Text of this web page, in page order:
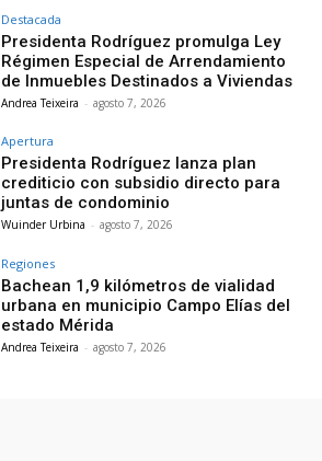
Destacada
Presidenta Rodríguez promulga Ley
Régimen Especial de Arrendamiento
de Inmuebles Destinados a Viviendas
Andrea Teixeira - agosto 7, 2026
Apertura
Presidenta Rodríguez lanza plan
crediticio con subsidio directo para
juntas de condominio
Wuinder Urbina - agosto 7, 2026
Regiones
Bachean 1,9 kilómetros de vialidad
urbana en municipio Campo Elías del
estado Mérida
Andrea Teixeira - agosto 7, 2026